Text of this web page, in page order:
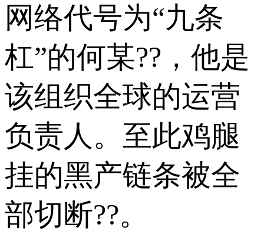
网络代号为“九条
杠”的何某??，他是
该组织全球的运营
负责人。至此鸡腿
挂的黑产链条被全
部切断??。